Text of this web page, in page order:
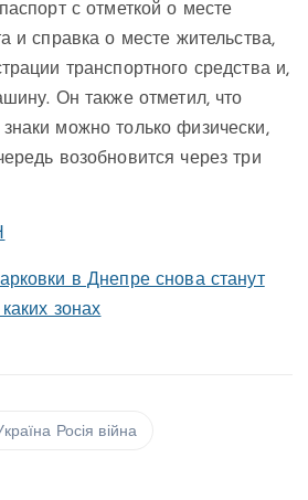
с отметкой о месте
и справка о месте жительства,
транспортного средства и,
Он также отметил, что
можно только физически,
возобновится через три
в Днепре снова станут
зонах
Росія війна